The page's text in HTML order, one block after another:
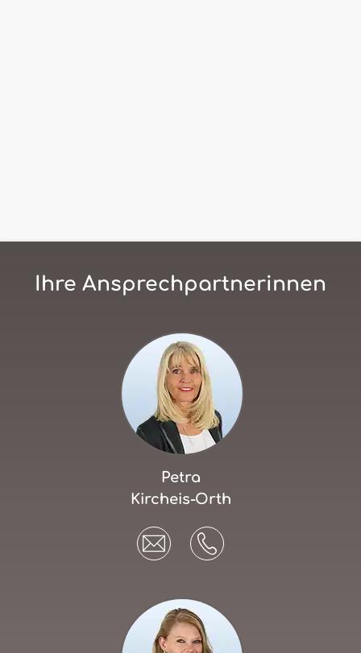
Ihre Ansprechpartnerinnen
Petra
Kircheis-Orth